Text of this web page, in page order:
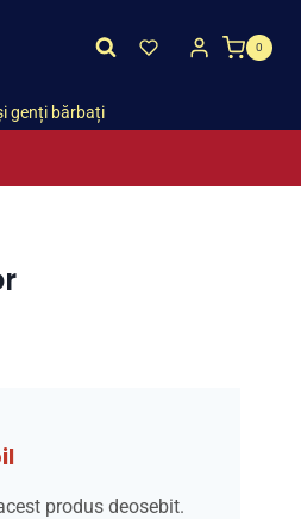
0
genți bărbați
produs deosebit.